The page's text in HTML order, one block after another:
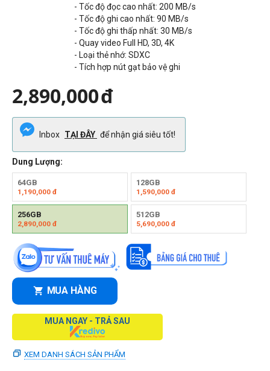
- Tốc độ đọc cao nhất: 200 MB/s
- Tốc độ ghi cao nhất: 90 MB/s
- Tốc độ ghi thấp nhất: 30 MB/s
- Quay video Full HD, 3D, 4K
- Loại thẻ nhớ: SDXC
- Tích hợp nút gạt bảo vệ ghi
2,890,000đ
Inbox TẠI ĐÂY để nhận giá siêu tốt!
Dung Lượng:
64GB
1,190,000 đ
128GB
1,590,000đ
256GB
2,890,000 đ
512GB
5,690,000đ
MUA HÀNG
MUA NGAY - TRẢ SAU
XEM DANH SÁCH SẢN PHẨM